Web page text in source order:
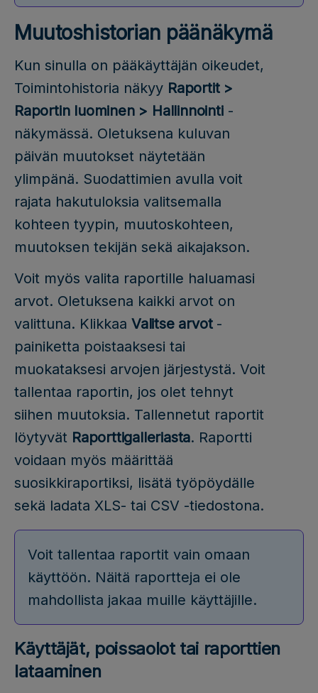
Muutoshistorian päänäkymä
Kun sinulla on pääkäyttäjän oikeudet,
Toimintohistoria näkyy Raportit >
Raportin luominen > Hallinnointi-
näkymässä. Oletuksena kuluvan
päivän muutokset näytetään
ylimpänä. Suodattimien avulla voit
rajata hakutuloksia valitsemalla
kohteen tyypin, muutoskohteen,
muutoksen tekijän sekä aikajakson.
Voit myös valita raportille haluamasi
arvot. Oletuksena kaikki arvot on
valittuna. Klikkaa Valitse arvot-
painiketta poistaaksesi tai
muokataksesi arvojen järjestystä. Voit
tallentaa raportin, jos olet tehnyt
siihen muutoksia. Tallennetut raportit
löytyvät Raporttigalleriasta. Raportti
voidaan myös määrittää
suosikkiraportiksi, lisätä työpöydälle
sekä ladata XLS- tai CSV -tiedostona.
Voit tallentaa raportit vain omaan
käyttöön. Näitä raportteja ei ole
mahdollista jakaa muille käyttäjille.
Käyttäjät, poissaolot tai raporttien
lataaminen